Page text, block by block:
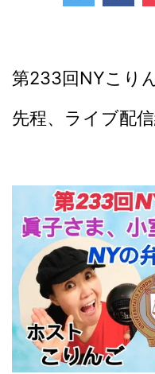
第233回NYこり
先程、ライブ配